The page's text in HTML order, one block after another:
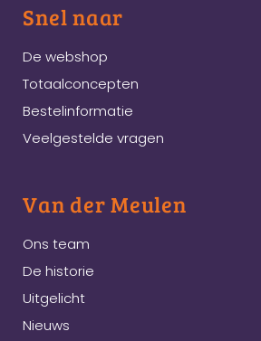
Snel naar
De webshop
Totaalconcepten
Bestelinformatie
Veelgestelde vragen
Van der Meulen
Ons team
De historie
Uitgelicht
Nieuws